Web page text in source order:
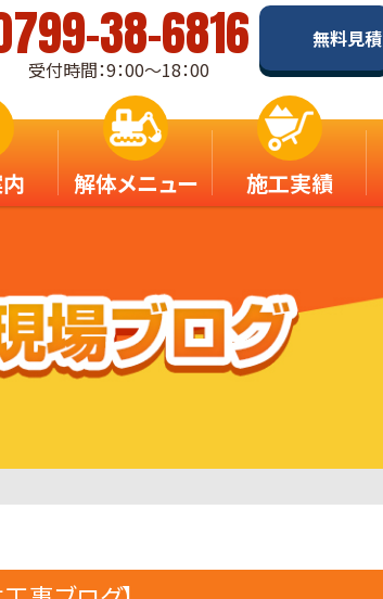
38-6816
受付時間：9：00～18：00
無料見積
解体メニュー 施工実績